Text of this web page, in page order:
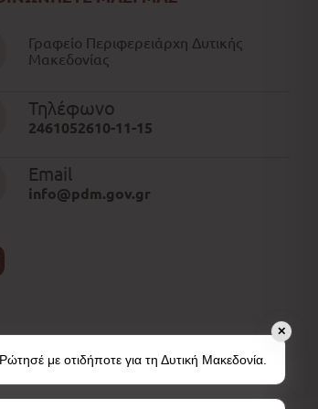
Γραφείο Περιφερειάρχη Δυτικής
Μακεδονίας
Τηλέφωνο
2461052610-11-15
Email
info@pdm.gov.gr
✕
με οτιδήποτε για τη Δυτική Μακεδονία.